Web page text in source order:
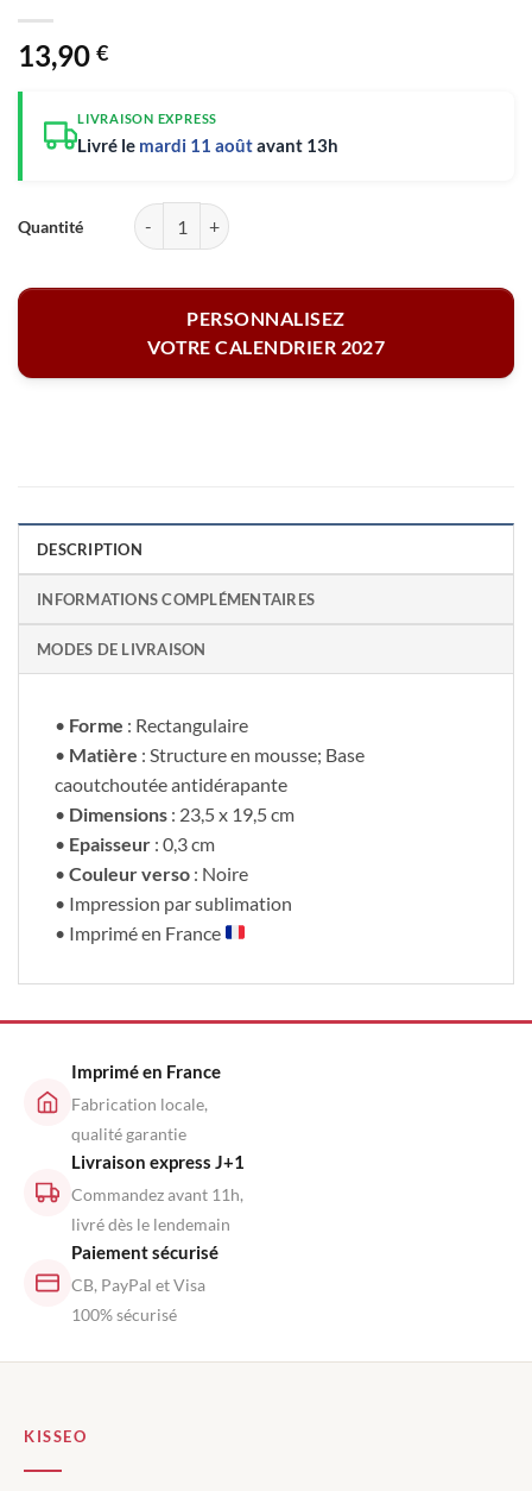
13,90 €
LIVRAISON EXPRESS
Livré le mardi 11 aoûtavant 13h
quantité de Tapis de souris rectangulaire - Calendrier photo de
PERSONNALISEZ
VOTRE CALENDRIER 2027
DESCRIPTION
INFORMATIONS COMPLÉMENTAIRES
MODES DE LIVRAISON
• Forme : Rectangulaire
• Matière : Structure en mousse; Base
caoutchoutée antidérapante
• Dimensions : 23,5 x 19,5 cm
• Epaisseur : 0,3 cm
• Couleur verso : Noire
• Impression par sublimation
• Imprimé en France
Imprimé en France
Fabrication locale,
qualité garantie
Livraison express J+1
Commandez avant 11h,
livré dès le lendemain
Paiement sécurisé
CB, PayPal et Visa
100% sécurisé
KISSEO